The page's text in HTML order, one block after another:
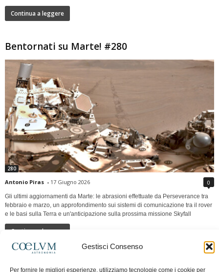
Gestisci Consenso
Per fornire le migliori esperienze, utilizziamo tecnologie come i cookie per
Continua a leggere
Bentornati su Marte! #280
280
Antonio Piras - 17 Giugno 2026 0
Gli ultimi aggiornamenti da Marte: le abrasioni effettuate da Perseverance tra
febbraio e marzo, un approfondimento sui sistemi di comunicazione tra il rover
e le basi sulla Terra e un'anticipazione sulla prossima missione Skyfall
Continua a leggere